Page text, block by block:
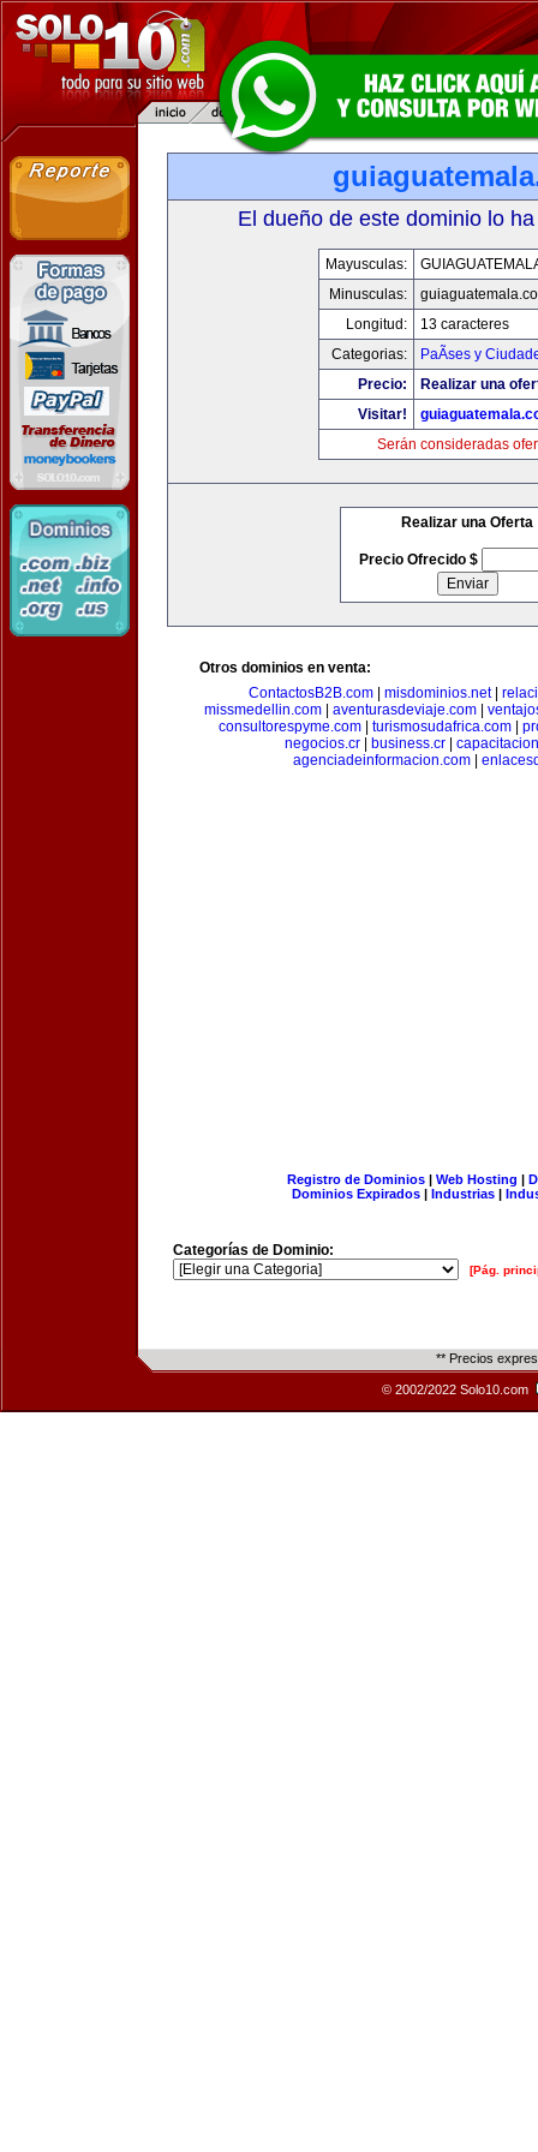
El dueño de este dominio lo
Mayusculas:
Minusculas:
Longitud:
13 caracteres
Categorias:
PaÃ­ses y
Precio:
Realizar una
Visitar!
Serán consideradas
Realizar una Oferta
Precio Ofrecido $
Otros dominios en venta:
ContactosB2B.com
misdominios.net|
missmedellin.com
aventurasdeviaje.com
consultorespyme.com| turismosudafrica.com|
negocios.cr| business.cr|
agenciadeinformacion.com
Registro de Dominios| Web Hosting |
Dominios Expirados | Industrias |
Categorías de Dominio:
[Pág.
** Precios
© 2002/2022 Solo10.com